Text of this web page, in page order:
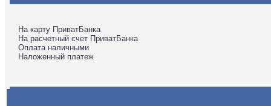
На карту ПриватБанка
На расчетный счет ПриватБанка
Оплата наличными
Наложенный платеж